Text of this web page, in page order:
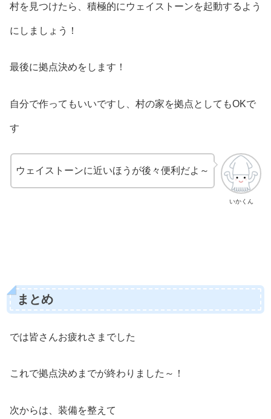
村を見つけたら、積極的にウェイストーンを起動するよう
にしましょう！
最後に拠点決めをします！
自分で作ってもいいですし、村の家を拠点としてもOKで
す
いかくん
ウェイストーンに近いほうが後々便利だよ～
まとめ
では皆さんお疲れさまでした
これで拠点決めまでが終わりました～！
次からは、装備を整えて